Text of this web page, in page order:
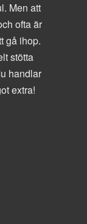
Men att
ofta är
gå ihop.
stötta
handlar
extra!